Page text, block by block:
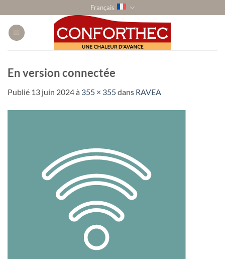
au
contenu
Français
En version connectée
Publié 13 juin 2024à 355 × 355dans RAVEA